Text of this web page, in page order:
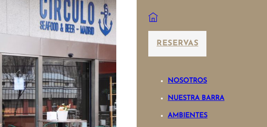
RESERVAS
NOSOTROS
NUESTRA BARRA
AMBIENTES